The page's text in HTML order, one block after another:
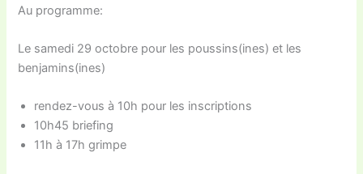
Au programme:
Le samedi 29 octobre pour les poussins(ines) et les
benjamins(ines)
rendez-vous à 10h pour les inscriptions
10h45 briefing
11h à 17h grimpe